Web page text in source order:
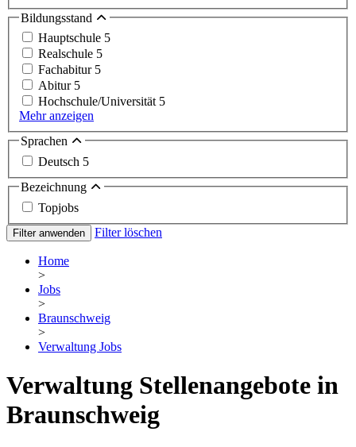
Bildungsstand
Hauptschule 5
Realschule 5
Fachabitur 5
Abitur 5
Hochschule/Universität 5
Mehr anzeigen
Sprachen
Deutsch 5
Bezeichnung
Topjobs
Filter anwenden Filter löschen
Home
>
Jobs
>
Braunschweig
>
Verwaltung Jobs
Verwaltung Stellenangebote in
Braunschweig